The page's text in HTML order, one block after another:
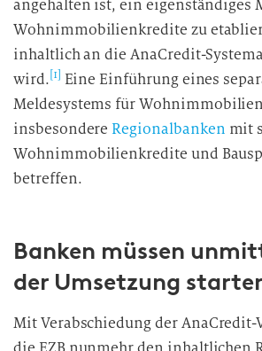
angehalten ist, ein eigenständiges
Wohnimmobilienkredite zu
inhaltlich an die AnaCredit-
wird. [1] Eine Einführung eines
Meldesystems für
insbesondereRegionalbanken mit
Wohnimmobilienkredite und
betreffen.
Banken müssen
der Umsetzung
Mit Verabschiedung der